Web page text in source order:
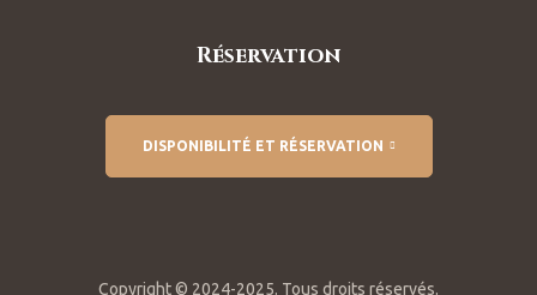
Réservation
DISPONIBILITÉ ET RÉSERVATION
Copyright © 2024-2025. Tous droits réservés.